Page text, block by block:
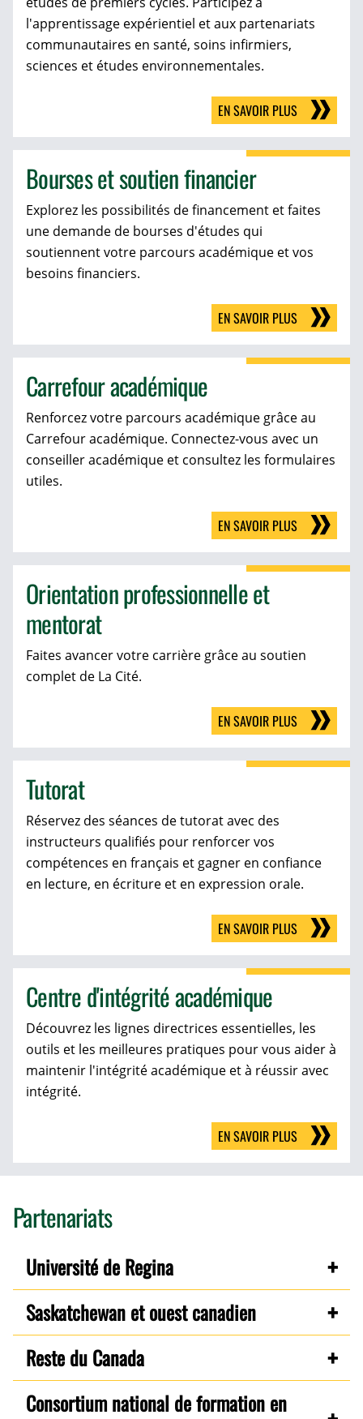
l'apprentissage expérientiel et aux partenariats
communautaires en santé, soins infirmiers,
sciences et études environnementales.
EN SAVOIR PLUS
Bourses et soutien financier
Explorez les possibilités de financement et faites
une demande de bourses d'études qui
soutiennent votre parcours académique et vos
besoins financiers.
EN SAVOIR PLUS
Carrefour académique
Renforcez votre parcours académique grâce au
Carrefour académique. Connectez-vous avec un
conseiller académique et consultez les formulaires
utiles.
EN SAVOIR PLUS
Orientation professionnelle et
mentorat
Faites avancer votre carrière grâce au soutien
complet de La Cité.
EN SAVOIR PLUS
Tutorat
Réservez des séances de tutorat avec des
instructeurs qualifiés pour renforcer vos
compétences en français et gagner en confiance
en lecture, en écriture et en expression orale.
EN SAVOIR PLUS
Centre d'intégrité académique
Découvrez les lignes directrices essentielles, les
outils et les meilleures pratiques pour vous aider à
maintenir l'intégrité académique et à réussir avec
intégrité.
EN SAVOIR PLUS
Partenariats
Université de Regina
Saskatchewan et ouest canadien
Reste du Canada
Consortium national de formation en